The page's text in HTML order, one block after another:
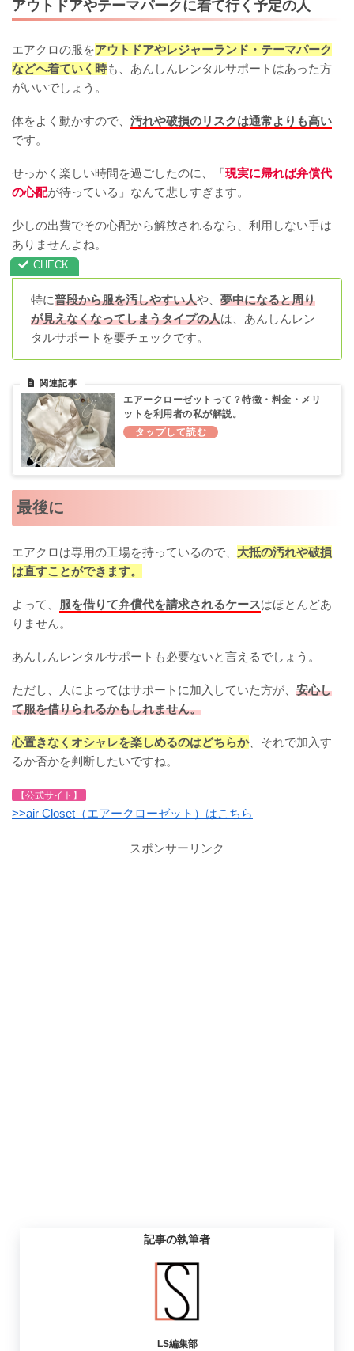
アウトドアやテーマパークに着て行く予定の人
エアクロの服をアウトドアやレジャーランド・テーマパーク
などへ着ていく時も、あんしんレンタルサポートはあった方
がいいでしょう。
体をよく動かすので、 汚れや破損のリスクは通常よりも高い
です。
せっかく楽しい時間を過ごしたのに、「現実に帰れば弁償代
の心配が待っている」なんて悲しすぎます。
少しの出費でその心配から解放されるなら、利用しない手は
ありませんよね。
特に普段から服を汚しやすい人や、 夢中になると周り
が見えなくなってしまうタイプの人は、あんしんレン
タルサポートを要チェックです。
エアークローゼットって？特徴・料金・メリ
ットを利用者の私が解説。
最後に
エアクロは専用の工場を持っているので、 大抵の汚れや破損
は直すことができます。
よって、 服を借りて弁償代を請求されるケースはほとんどあ
りません。
あんしんレンタルサポートも必要ないと言えるでしょう。
ただし、人によってはサポートに加入していた方が、 安心し
て服を借りられるかもしれません。
心置きなくオシャレを楽しめるのはどちらか、それで加入す
るか否かを判断したいですね。
【公式サイト】
>>air Closet（エアークローゼット）はこちら
スポンサーリンク
記事の執筆者
LS編集部